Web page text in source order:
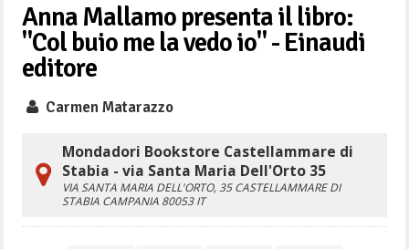
Anna Mallamo presenta il libro:
"Col buio me la vedo io" - Einaudi
editore
Carmen Matarazzo
Mondadori Bookstore Castellammare di
Stabia - via Santa Maria Dell'Orto 35
VIA SANTA MARIA DELL'ORTO, 35CASTELLAMMARE DI
STABIA CAMPANIA 80053 IT